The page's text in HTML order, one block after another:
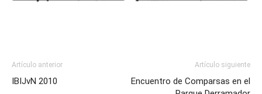
Artículo anterior
IBIJvN 2010
Artículo siguiente
Encuentro de Comparsas en el